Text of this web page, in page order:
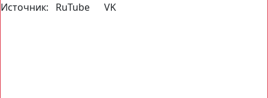
Источник: RuTube VK